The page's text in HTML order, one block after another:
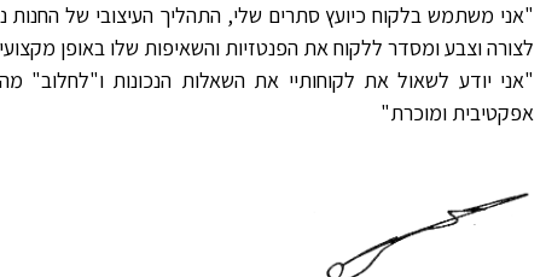
"אני משתמש בלקוח כיועץ סתרים שלי, התהליך העיצובי של החנות
לצורה וצבע ומסדר ללקוח את הפנטזיות והשאיפות שלו באופן
"אני יודע לשאול את לקוחותיי את השאלות הנכונות ו"לחלוב"
אפקטיבית ומוכרת"